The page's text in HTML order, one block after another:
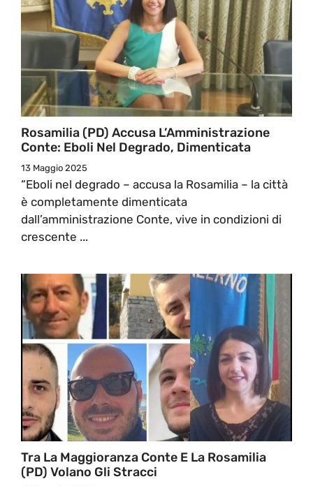
Rosamilia (PD) Accusa L’Amministrazione
Conte: Eboli Nel Degrado, Dimenticata
13 Maggio 2025
“Eboli nel degrado – accusa la Rosamilia – la città
è completamente dimenticata
dall’amministrazione Conte, vive in condizioni di
crescente ...
Tra La Maggioranza Conte E La Rosamilia
(PD) Volano Gli Stracci